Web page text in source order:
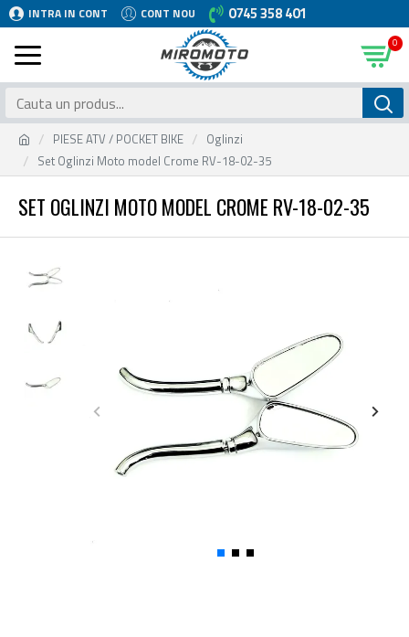
INTRA IN CONT CONT NOU 0745 358 401
0
PIESE ATV / POCKET BIKE
Oglinzi
Set Oglinzi Moto model Crome RV-18-02-35
SET OGLINZI MOTO MODEL CROME RV-18-02-35